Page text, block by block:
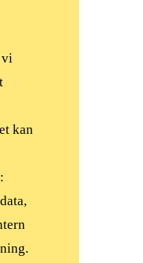
kan
: